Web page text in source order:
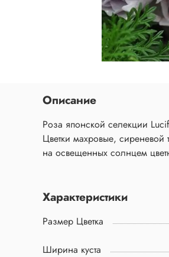
Описание
Роза японской селекции
Цветки махровые, сиреневой
на освещенных солнцем
Характеристики
Размер Цветка
Ширина куста